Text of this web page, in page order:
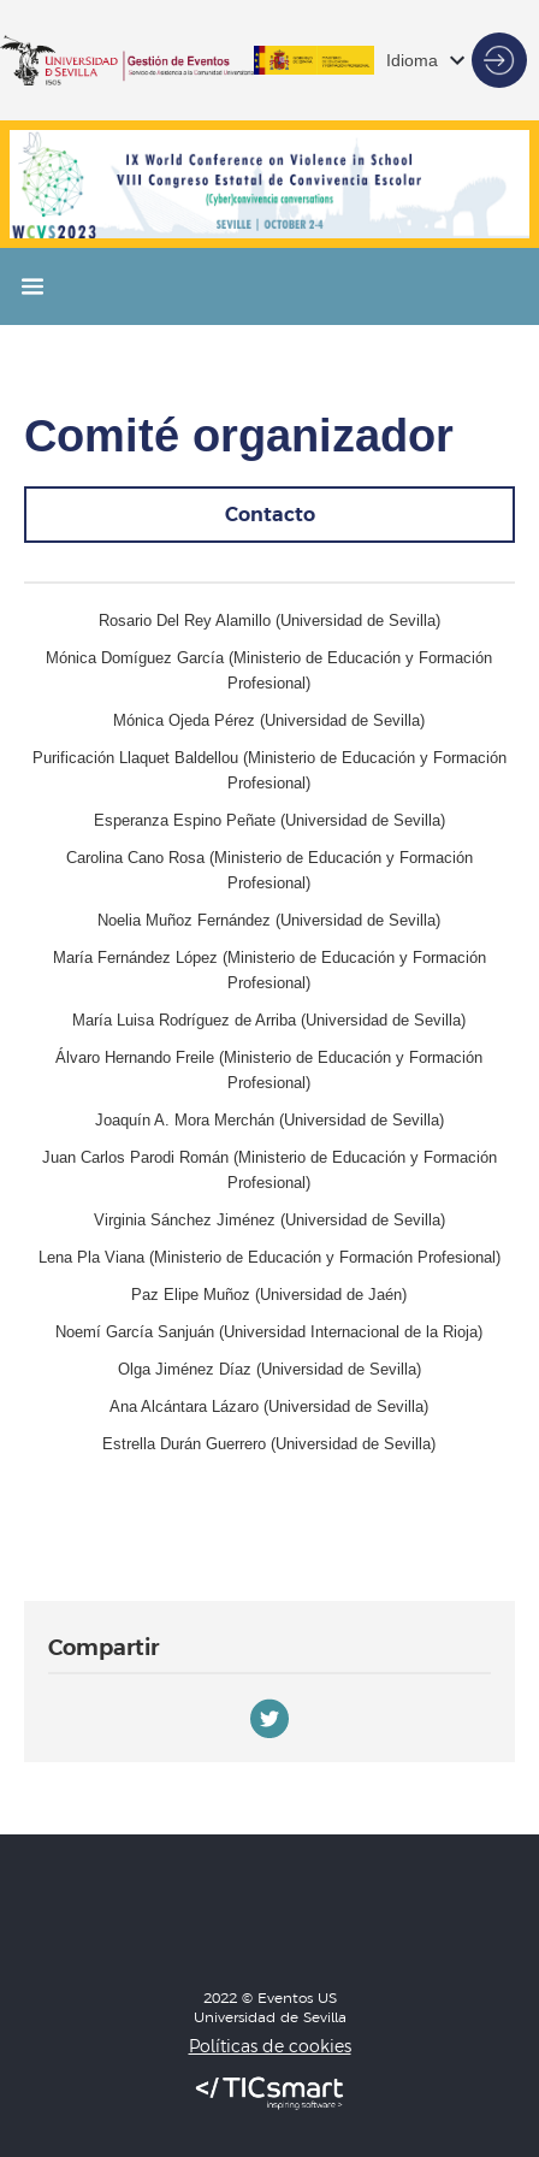
Idioma
Comité organizador
Contacto
Rosario Del Rey Alamillo (Universidad de Sevilla)
Mónica Domíguez García (Ministerio de Educación y Formación
Profesional)
Mónica Ojeda Pérez (Universidad de Sevilla)
Purificación Llaquet Baldellou (Ministerio de Educación y Formación
Profesional)
Esperanza Espino Peñate (Universidad de Sevilla)
Carolina Cano Rosa (Ministerio de Educación y Formación
Profesional)
Noelia Muñoz Fernández (Universidad de Sevilla)
María Fernández López (Ministerio de Educación y Formación
Profesional)
María Luisa Rodríguez de Arriba (Universidad de Sevilla)
Álvaro Hernando Freile (Ministerio de Educación y Formación
Profesional)
Joaquín A. Mora Merchán (Universidad de Sevilla)
Juan Carlos Parodi Román (Ministerio de Educación y Formación
Profesional)
Virginia Sánchez Jiménez (Universidad de Sevilla)
Lena Pla Viana (Ministerio de Educación y Formación Profesional)
Paz Elipe Muñoz (Universidad de Jaén)
Noemí García Sanjuán (Universidad Internacional de la Rioja)
Olga Jiménez Díaz (Universidad de Sevilla)
Ana Alcántara Lázaro (Universidad de Sevilla)
Estrella Durán Guerrero (Universidad de Sevilla)
Compartir
2022 © Eventos US
Universidad de Sevilla
Políticas de cookies